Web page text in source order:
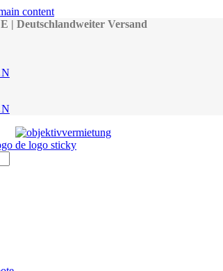
content
Deutschlandweiter Versand